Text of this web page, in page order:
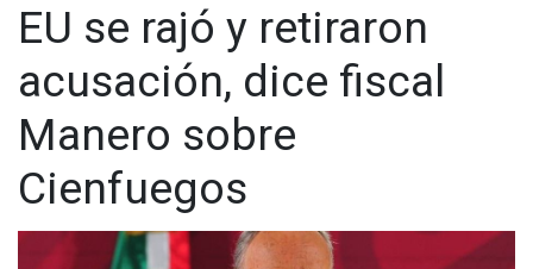
EU se rajó y retiraron
acusación, dice fiscal
Manero sobre
Cienfuegos